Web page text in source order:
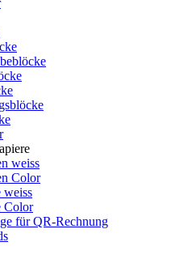
weiss
Color
weiss
Color
für QR-Rechnung